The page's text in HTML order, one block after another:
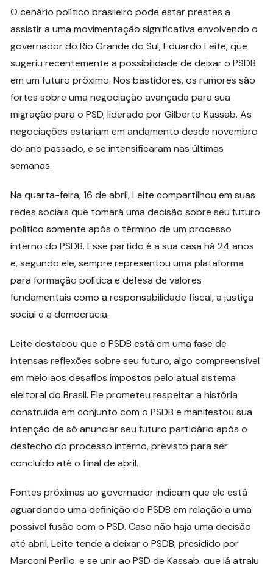
O cenário político brasileiro pode estar prestes a
assistir a uma movimentação significativa envolvendo o
governador do Rio Grande do Sul, Eduardo Leite, que
sugeriu recentemente a possibilidade de deixar o PSDB
em um futuro próximo. Nos bastidores, os rumores são
fortes sobre uma negociação avançada para sua
migração para o PSD, liderado por Gilberto Kassab. As
negociações estariam em andamento desde novembro
do ano passado, e se intensificaram nas últimas
semanas.
Na quarta-feira, 16 de abril, Leite compartilhou em suas
redes sociais que tomará uma decisão sobre seu futuro
político somente após o término de um processo
interno do PSDB. Esse partido é a sua casa há 24 anos
e, segundo ele, sempre representou uma plataforma
para formação política e defesa de valores
fundamentais como a responsabilidade fiscal, a justiça
social e a democracia.
Leite destacou que o PSDB está em uma fase de
intensas reflexões sobre seu futuro, algo compreensível
em meio aos desafios impostos pelo atual sistema
eleitoral do Brasil. Ele prometeu respeitar a história
construída em conjunto com o PSDB e manifestou sua
intenção de só anunciar seu futuro partidário após o
desfecho do processo interno, previsto para ser
concluído até o final de abril.
Fontes próximas ao governador indicam que ele está
aguardando uma definição do PSDB em relação a uma
possível fusão com o PSD. Caso não haja uma decisão
até abril, Leite tende a deixar o PSDB, presidido por
Marconi Perillo, e se unir ao PSD de Kassab, que já atraiu